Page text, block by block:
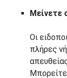
Μείνετε
Οι
πλήρες